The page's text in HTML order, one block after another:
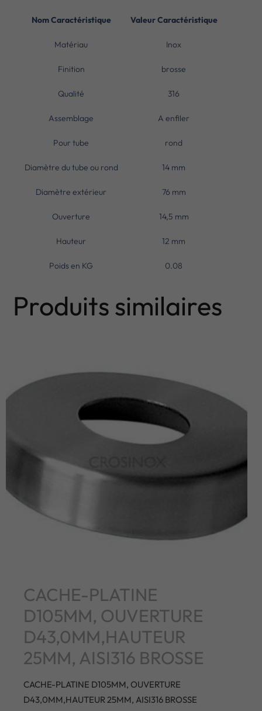
Nom Caractéristique Valeur Caractéristique
Matériau Inox
Finition brosse
Qualité 316
Assemblage A enfiler
Pour tube rond
Diamètre du tube ou rond 14 mm
Diamètre extérieur 76 mm
Ouverture 14,5 mm
Hauteur 12 mm
Poids en KG 0.08
Produits similaires
CACHE-PLATINE
D105MM, OUVERTURE
D43,0MM,HAUTEUR
25MM, AISI316 BROSSE
CACHE-PLATINE D105MM, OUVERTURE
D43,0MM,HAUTEUR 25MM, AISI316 BROSSE